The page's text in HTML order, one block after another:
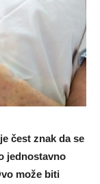
čest znak da se
jednostavno
može biti